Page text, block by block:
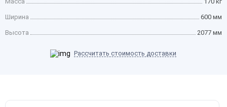
Ширина 600 мм
Высота 2077 мм
Рассчитать стоимость доставки